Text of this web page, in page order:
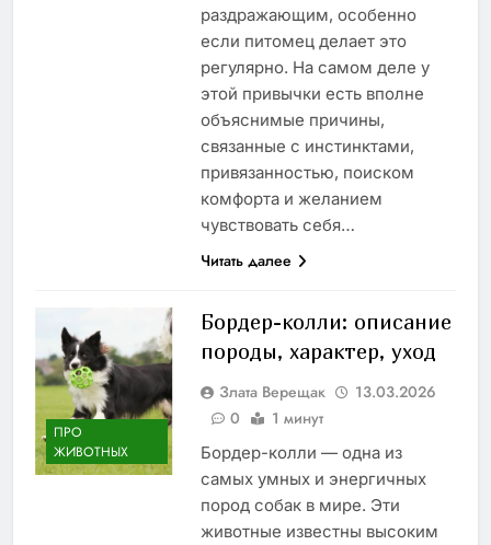
раздражающим, особенно
если питомец делает это
регулярно. На самом деле у
этой привычки есть вполне
объяснимые причины,
связанные с инстинктами,
привязанностью, поиском
комфорта и желанием
чувствовать себя…
Читать далее
ПРО
ЖИВОТНЫХ
Бордер-колли: описание
породы, характер, уход
Злата Верещак
13.03.2026
0
1 минут
Бордер-колли — одна из
самых умных и энергичных
пород собак в мире. Эти
животные известны высоким